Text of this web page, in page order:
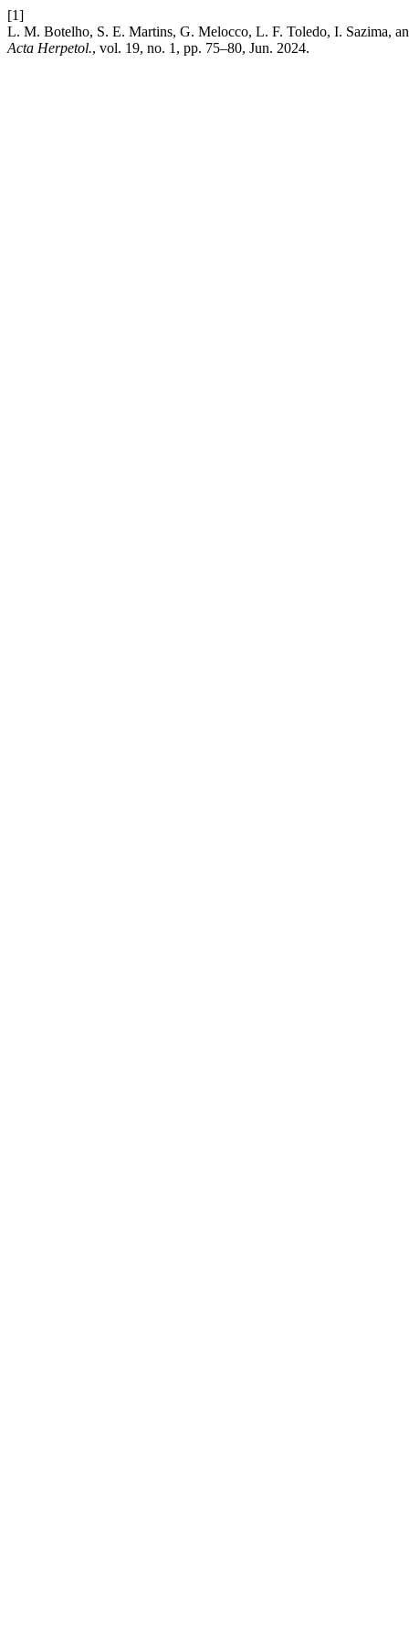
[1]
L. M. Botelho, S. E. Martins, G. Melocco, L. F. Toledo, I. Sazima,
Acta Herpetol., vol. 19, no. 1, pp. 75–80, Jun. 2024.